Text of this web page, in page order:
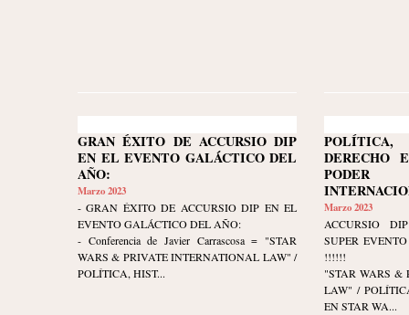
GRAN ÉXITO DE ACCURSIO DIP
EN EL EVENTO GALÁCTICO DEL
AÑO:
Marzo 2023
- GRAN ÉXITO DE ACCURSIO DIP EN EL
EVENTO GALÁCTICO DEL AÑO:
- Conferencia de Javier Carrascosa = "STAR
WARS & PRIVATE INTERNATIONAL LAW" /
POLÍTICA, HIST...
DERECHO
PODER
Marzo 2023
ACCURSIO
SUPER
!!!!!!
"STAR WARS &
LAW" /
EN STAR WA...